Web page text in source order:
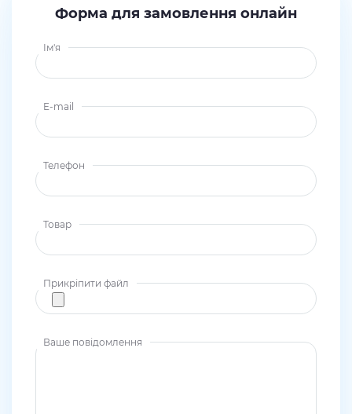
Форма для замовлення онлайн
Ім'я
E-mail
Телефон
Товар
Прикріпити файл
Ваше повідомлення